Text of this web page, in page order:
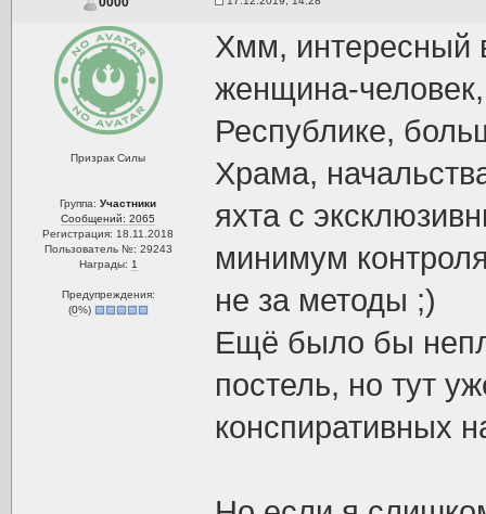
Призрак Силы
Группа:Участники
Сообщений: 2065
Регистрация: 18.11.2018
Пользователь №: 29243
Награды: 1
Предупреждения:
(0%)
Хмм, интересный
женщина-
Республике,
Храма,
яхта с
минимум
не за методы ;)
Ещё было бы
постель, но тут
конспиративных